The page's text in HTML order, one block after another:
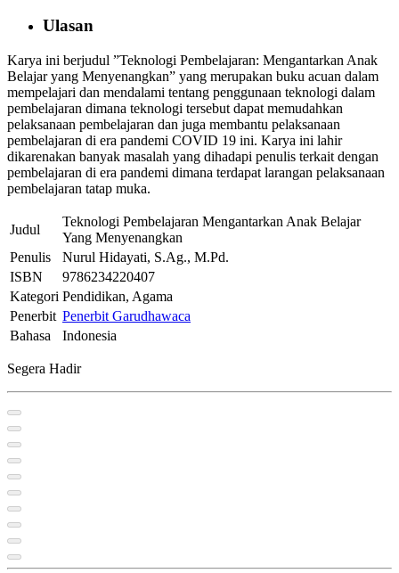
Ulasan
Karya ini berjudul ”Teknologi Pembelajaran: Mengantarkan Anak
Belajar yang Menyenangkan” yang merupakan buku acuan dalam
mempelajari dan mendalami tentang penggunaan teknologi dalam
pembelajaran dimana teknologi tersebut dapat memudahkan
pelaksanaan pembelajaran dan juga membantu pelaksanaan
pembelajaran di era pandemi COVID 19 ini. Karya ini lahir
dikarenakan banyak masalah yang dihadapi penulis terkait dengan
pembelajaran di era pandemi dimana terdapat larangan pelaksanaan
pembelajaran tatap muka.
Judul
Teknologi Pembelajaran Mengantarkan Anak Belajar
Yang Menyenangkan
Penulis
Nurul Hidayati, S.Ag., M.Pd.
ISBN
9786234220407
Kategori Pendidikan, Agama
Penerbit Penerbit Garudhawaca
Bahasa
Indonesia
Segera Hadir